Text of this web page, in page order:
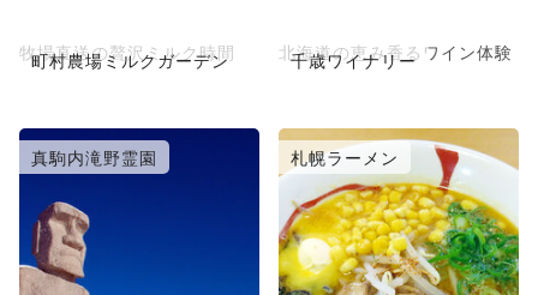
町村農場ミルクガーデン
牧場直送の贅沢ミルク時間 千歳ワイナリー
北海道の恵み香るワイン体験
真駒内滝野霊園 札幌ラーメン